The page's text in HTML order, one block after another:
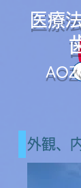
医療
外観、